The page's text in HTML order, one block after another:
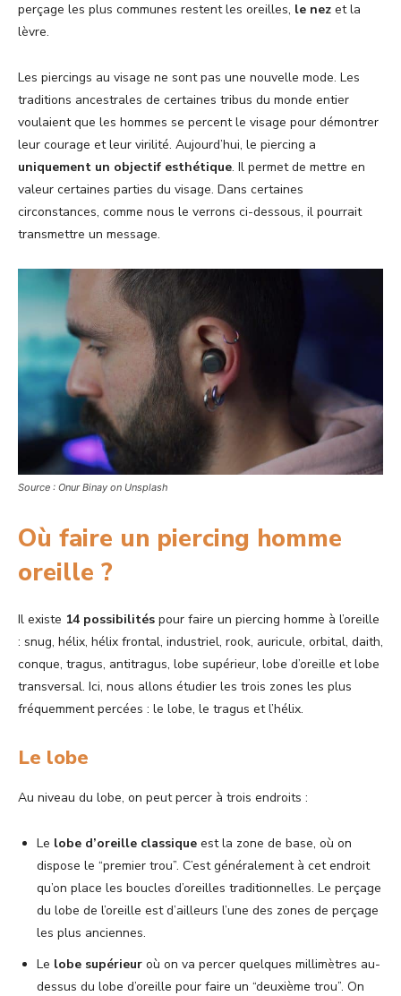
perçage les plus communes restent les oreilles, le nez et la
lèvre.
Les piercings au visage ne sont pas une nouvelle mode. Les
traditions ancestrales de certaines tribus du monde entier
voulaient que les hommes se percent le visage pour démontrer
leur courage et leur virilité. Aujourd’hui, le piercing a
uniquement un objectif esthétique. Il permet de mettre en
valeur certaines parties du visage. Dans certaines
circonstances, comme nous le verrons ci-dessous, il pourrait
transmettre un message.
Source : Onur Binay on Unsplash
Où faire un piercing homme
oreille ?
Il existe 14 possibilités pour faire un piercing homme à l’oreille
: snug, hélix, hélix frontal, industriel, rook, auricule, orbital, daith,
conque, tragus, antitragus, lobe supérieur, lobe d’oreille et lobe
transversal. Ici, nous allons étudier les trois zones les plus
fréquemment percées : le lobe, le tragus et l’hélix.
Le lobe
Au niveau du lobe, on peut percer à trois endroits :
Le lobe d’oreille classique est la zone de base, où on
dispose le “premier trou”. C’est généralement à cet endroit
qu’on place les boucles d’oreilles traditionnelles. Le perçage
du lobe de l’oreille est d’ailleurs l’une des zones de perçage
les plus anciennes.
Le lobe supérieur où on va percer quelques millimètres au-
dessus du lobe d’oreille pour faire un “deuxième trou”. On